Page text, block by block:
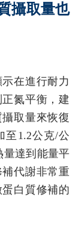
攝取量也
在進行耐力
氮平衡，建
取量來恢復
至1.2公克/公
量達到能量平
代謝非常重
白質修補的